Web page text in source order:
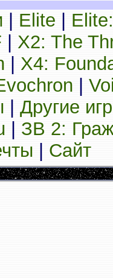
Elite
X2: The
X4:
Другие
ЗВ 2:
Сайт